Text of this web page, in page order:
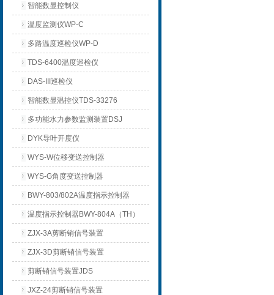
智能数显控制仪
温度监测仪WP-C
多路温度巡检仪WP-D
TDS-6400温度巡检仪
DAS-III巡检仪
智能数显温控仪TDS-33276
多功能水力参数监测装置DSJ
DYK导叶开度仪
WYS-W位移变送控制器
WYS-G角度变送控制器
BWY-803/802A温度指示控制器
温度指示控制器BWY-804A（TH）
ZJX-3A剪断销信号装置
ZJX-3D剪断销信号装置
剪断销信号装置JDS
JXZ-24剪断销信号装置